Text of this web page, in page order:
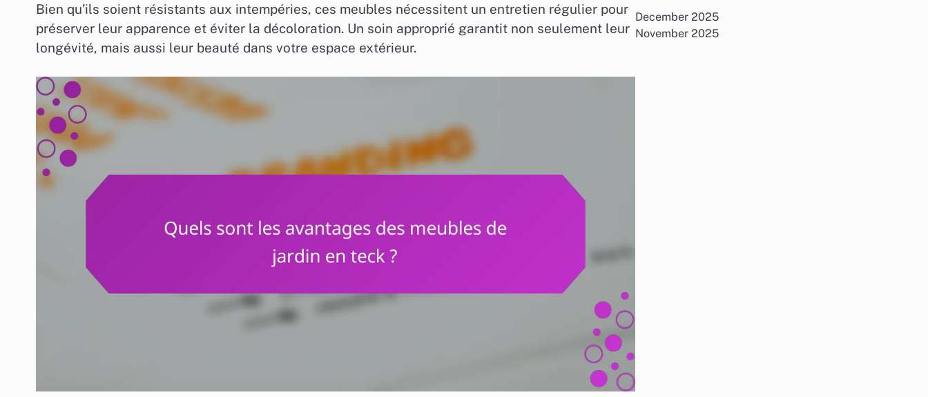
Bien qu’ils soient résistants aux intempéries, ces meubles nécessitent un entretien régulier pour
préserver leur apparence et éviter la décoloration. Un soin approprié garantit non seulement leur
longévité, mais aussi leur beauté dans votre espace extérieur.
December 2025
November 2025